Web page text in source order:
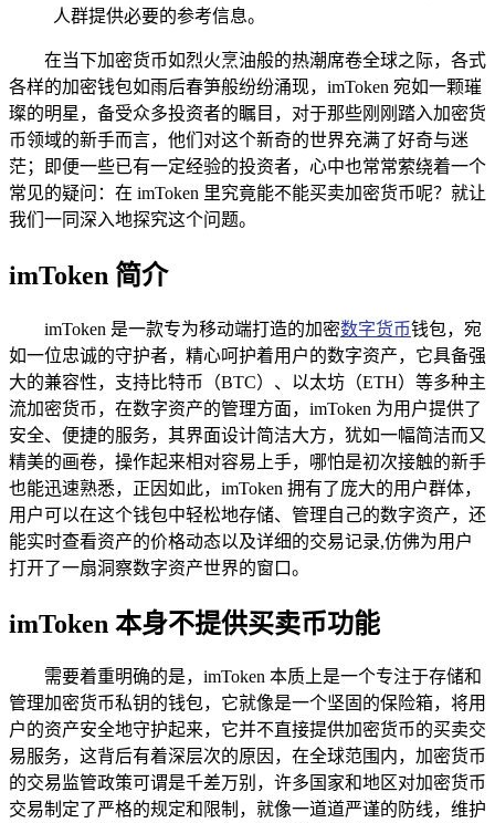
人群提供必要的参考信息。
在当下加密货币如烈火烹油般的热潮席卷全球之际，各式
各样的加密钱包如雨后春笋般纷纷涌现，imToken 宛如一颗璀
璨的明星，备受众多投资者的瞩目，对于那些刚刚踏入加密货
币领域的新手而言，他们对这个新奇的世界充满了好奇与迷
茫；即便一些已有一定经验的投资者，心中也常常萦绕着一个
常见的疑问：在 imToken 里究竟能不能买卖加密货币呢？就让
我们一同深入地探究这个问题。
imToken 简介
imToken 是一款专为移动端打造的加密数字货币钱包，宛
如一位忠诚的守护者，精心呵护着用户的数字资产，它具备强
大的兼容性，支持比特币（BTC）、以太坊（ETH）等多种主
流加密货币，在数字资产的管理方面，imToken 为用户提供了
安全、便捷的服务，其界面设计简洁大方，犹如一幅简洁而又
精美的画卷，操作起来相对容易上手，哪怕是初次接触的新手
也能迅速熟悉，正因如此，imToken 拥有了庞大的用户群体，
用户可以在这个钱包中轻松地存储、管理自己的数字资产，还
能实时查看资产的价格动态以及详细的交易记录,仿佛为用户
打开了一扇洞察数字资产世界的窗口。
imToken 本身不提供买卖币功能
需要着重明确的是，imToken 本质上是一个专注于存储和
管理加密货币私钥的钱包，它就像是一个坚固的保险箱，将用
户的资产安全地守护起来，它并不直接提供加密货币的买卖交
易服务，这背后有着深层次的原因，在全球范围内，加密货币
的交易监管政策可谓是千差万别，许多国家和地区对加密货币
交易制定了严格的规定和限制，就像一道道严谨的防线，维护